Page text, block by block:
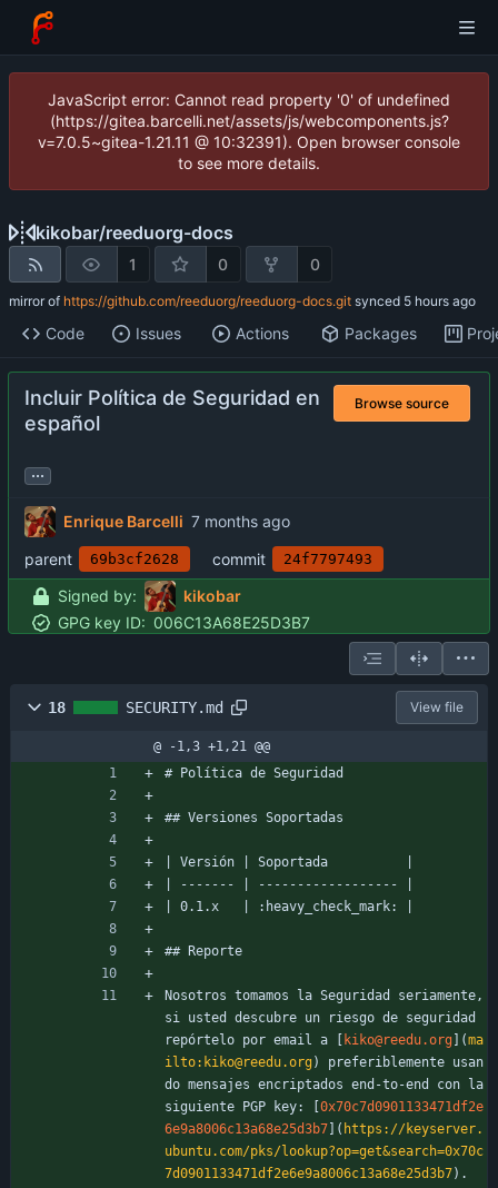
JavaScript error: Cannot read property '0' of undefined
(https://gitea.barcelli.net/assets/js/webcomponents.js?
v=7.0.5~gitea-1.21.11 @ 10:32391). Open browser console
to see more details.
kikobar/reeduorg-docs
1 0 0
mirror of https://github.com/reeduorg/reeduorg-docs.git synced
Code Issues Actions Packages
Incluir Política de Seguridad en
español
Browse source
...
Enrique Barcelli
parent
69b3cf2628 commit 24f7797493
Signed by:
kikobar
GPG key ID: 006C13A68E25D3B7
18 SECURITY.md View file
@ -1,3 +1,21 @@
# Política de Seguridad
## Versiones Soportadas
| Versión | Soportada          |
| ------- | ------------------ |
| 0.1.x   | :heavy_check_mark: |
## Reporte
Nosotros tomamos la Seguridad seriamente,
si usted descubre un riesgo de seguridad
repórtelo por email a [
kiko@reedu.org ](ma
ilto:kiko@reedu.org) preferiblemente usan
do mensajes encriptados end-to-end con la
siguiente PGP key: [ 0x70c7d0901133471df2e
6e9a8006c13a68e25d3b7 ]( https://keyserver.
ubuntu.com/pks/lookup?op=get&search=0x70c
7d0901133471df2e6e9a8006c13a68e25d3b7).